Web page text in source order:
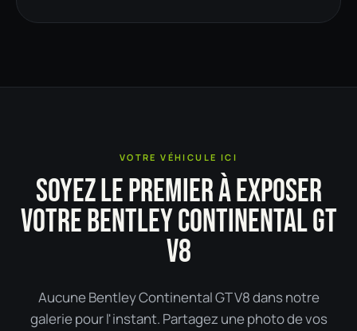
VOTRE VÉHICULE ICI
SOYEZ LE PREMIER À EXPOSER
VOTRE BENTLEY CONTINENTAL GT
V8
Aucune Bentley Continental GT V8 dans notre
galerie pour l'instant. Partagez une photo de vos